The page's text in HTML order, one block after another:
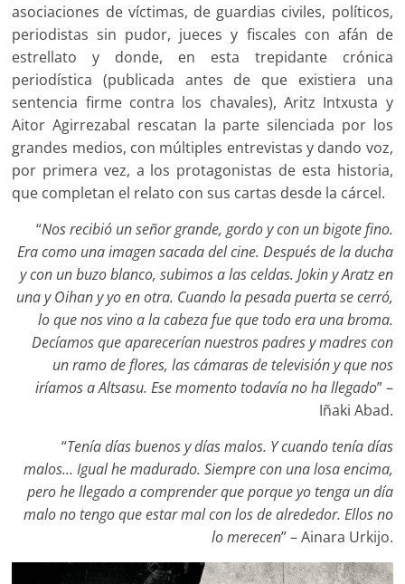
asociaciones de víctimas, de guardias civiles, políticos,
periodistas sin pudor, jueces y fiscales con afán de
estrellato y donde, en esta trepidante crónica
periodística (publicada antes de que existiera una
sentencia firme contra los chavales), Aritz Intxusta y
Aitor Agirrezabal rescatan la parte silenciada por los
grandes medios, con múltiples entrevistas y dando voz,
por primera vez, a los protagonistas de esta historia,
que completan el relato con sus cartas desde la cárcel.
“Nos recibió un señor grande, gordo y con un bigote fino.
Era como una imagen sacada del cine. Después de la ducha
y con un buzo blanco, subimos a las celdas. Jokin y Aratz en
una y Oihan y yo en otra. Cuando la pesada puerta se cerró,
lo que nos vino a la cabeza fue que todo era una broma.
Decíamos que aparecerían nuestros padres y madres con
un ramo de flores, las cámaras de televisión y que nos
iríamos a Altsasu. Ese momento todavía no ha llegado” –
Iñaki Abad.
“Tenía días buenos y días malos. Y cuando tenía días
malos… Igual he madurado. Siempre con una losa encima,
pero he llegado a comprender que porque yo tenga un día
malo no tengo que estar mal con los de alrededor. Ellos no
lo merecen” – Ainara Urkijo.